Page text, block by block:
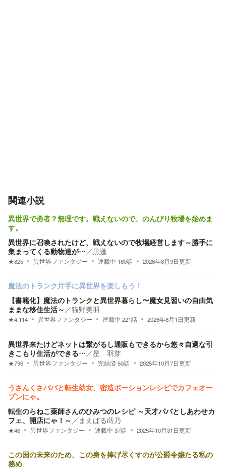
関連小説
異世界で勇者？無理です。戦えないので、のんびり牧場を始めま
す。
異世界に召喚されたけど、戦えないので牧場経営します～勝手に
集まってくる動物達が… ／黒蓬
★825 異世界ファンタジー 連載中 180話 2026年8月9日更新
魔法のトランク片手に異世界を楽しもう！
【書籍化】魔法のトランクと異世界暮らし〜魔女見習いの自由気
ままな移住生活～ ／猫野美羽
★4,114 異世界ファンタジー 連載中 221話 2026年8月1日更新
異世界来たけどネットは繋がるし通販もできるから悠々自適な引
きこもり生活ができる… ／星 羽芽
★796 異世界ファンタジー 完結済50話 2025年10月7日更新
うさんくさパパと転生幼女、密造ポーションレシピでカフェオー
プンにゃ。
転生のらねこ薬師さんのひみつのレシピ ～天才パパとしあわせカ
フェ、開店にゃ！～ ／ まえばる蒔乃
★46 異世界ファンタジー 連載中 37話 2025年10月31日更新
この国の未来のため、この身を捧げ尽くすのが公爵令嬢たる私の
務め